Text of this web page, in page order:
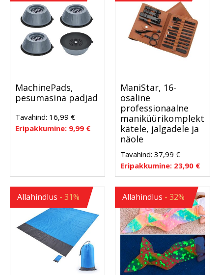
MachinePads,
pesumasina padjad
Tavahind: 16,99 €
Eripakkumine: 9,99 €
ManiStar, 16-
osaline
professionaalne
maniküürikomplekt
kätele, jalgadele ja
näole
Tavahind: 37,99 €
Eripakkumine: 23,90 €
Allahindlus - 31% Allahindlus - 32%